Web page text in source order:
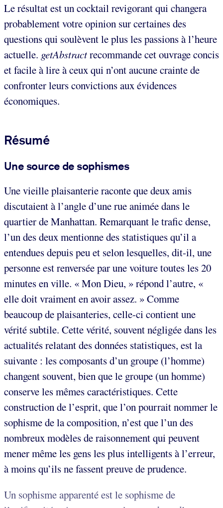
Le résultat est un cocktail revigorant qui changera
probablement votre opinion sur certaines des
questions qui soulèvent le plus les passions à l’heure
actuelle. getAbstractrecommande cet ouvrage concis
et facile à lire à ceux qui n’ont aucune crainte de
confronter leurs convictions aux évidences
économiques.
Résumé
Une source de sophismes
Une vieille plaisanterie raconte que deux amis
discutaient à l’angle d’une rue animée dans le
quartier de Manhattan. Remarquant le trafic dense,
l’un des deux mentionne des statistiques qu’il a
entendues depuis peu et selon lesquelles, dit-il, une
personne est renversée par une voiture toutes les 20
minutes en ville. « Mon Dieu, » répond l’autre, «
elle doit vraiment en avoir assez. » Comme
beaucoup de plaisanteries, celle-ci contient une
vérité subtile. Cette vérité, souvent négligée dans les
actualités relatant des données statistiques, est la
suivante : les composants d’un groupe (l’homme)
changent souvent, bien que le groupe (un homme)
conserve les mêmes caractéristiques. Cette
construction de l’esprit, que l’on pourrait nommer le
sophisme de la composition, n’est que l’un des
nombreux modèles de raisonnement qui peuvent
mener même les gens les plus intelligents à l’erreur,
à moins qu’ils ne fassent preuve de prudence.
Un sophisme apparenté est le sophisme de